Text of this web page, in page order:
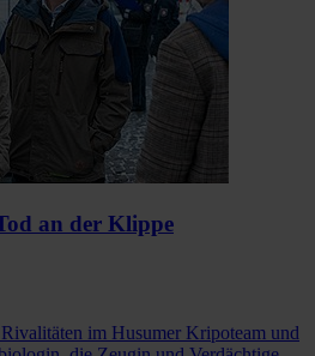
an der Klippe
im Husumer Kripoteam und